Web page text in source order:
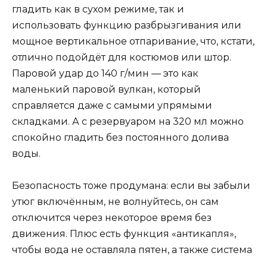
гладить как в сухом режиме, так и
использовать функцию разбрызгивания или
мощное вертикальное отпаривание, что, кстати,
отлично подойдёт для костюмов или штор.
Паровой удар до 140 г/мин — это как
маленький паровой вулкан, который
справляется даже с самыми упрямыми
складками. А с резервуаром на 320 мл можно
спокойно гладить без постоянного долива
воды.
Безопасность тоже продумана: если вы забыли
утюг включённым, не волнуйтесь, он сам
отключится через некоторое время без
движения. Плюс есть функция «антикапля»,
чтобы вода не оставляла пятен, а также система